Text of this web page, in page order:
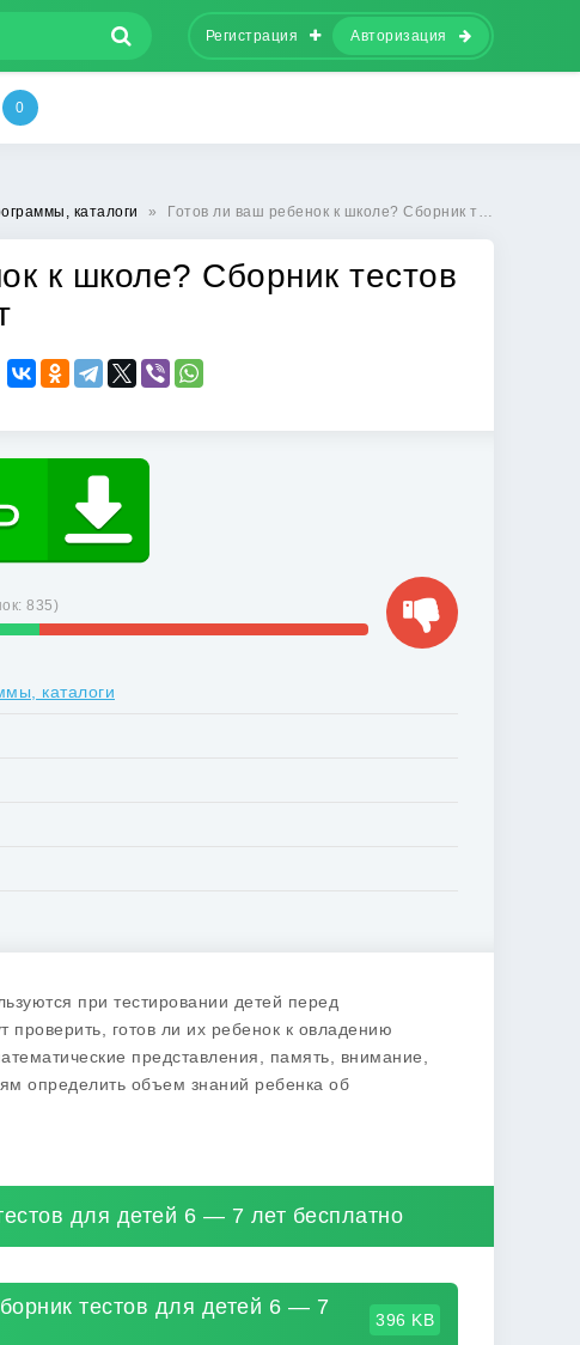
Регистрация Авторизация
каталоги » Готов ли ваш ребенок к школе? Сборник тестов для детей 6 — 7 лет
к школе? Сборник тестов
835)
каталоги
при тестировании детей перед
готов ли их ребенок к овладению
представления, память, внимание,
определить объем знаний ребенка об
для детей 6 — 7 лет бесплатно
тестов для детей 6 — 7
396 KB